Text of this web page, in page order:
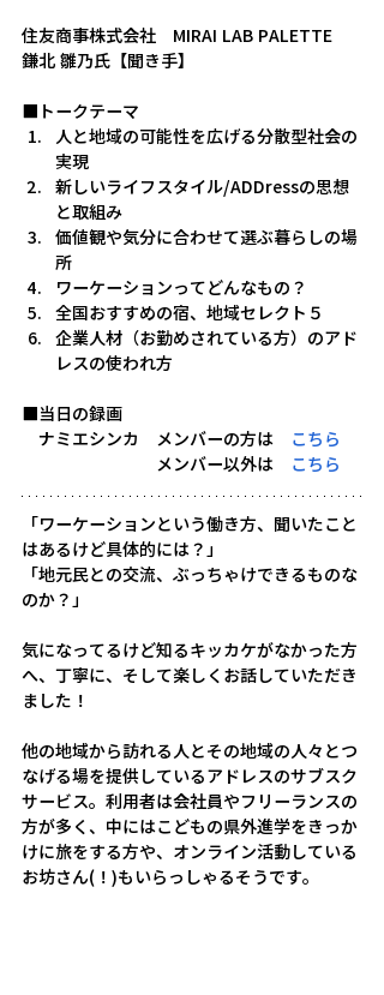
住友商事株式会社　MIRAI LAB PALETTE
鎌北 雛乃氏【聞き手】
■トークテーマ
人と地域の可能性を広げる分散型社会の
実現
新しいライフスタイル/ADDressの思想
と取組み
価値観や気分に合わせて選ぶ暮らしの場
所
ワーケーションってどんなもの？
全国おすすめの宿、地域セレクト５
企業人材（お勤めされている方）のアド
レスの使われ方
■当日の録画
ナミエシンカ　メンバーの方は
こちら
メンバー以外は
こちら
「ワーケーションという働き方、聞いたこと
はあるけど具体的には？」
「地元民との交流、ぶっちゃけできるものな
のか？」
気になってるけど知るキッカケがなかった方
へ、丁寧に、そして楽しくお話していただき
ました！
他の地域から訪れる人とその地域の人々とつ
なげる場を提供しているアドレスのサブスク
サービス。利用者は会社員やフリーランスの
方が多く、中にはこどもの県外進学をきっか
けに旅をする方や、オンライン活動している
お坊さん(！)もいらっしゃるそうです。